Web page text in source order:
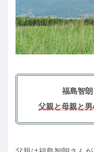
福島智
父親と母親と